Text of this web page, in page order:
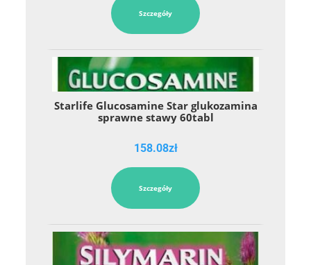
Szczegóły
Starlife Glucosamine Star glukozamina
sprawne stawy 60tabl
158.08zł
Szczegóły